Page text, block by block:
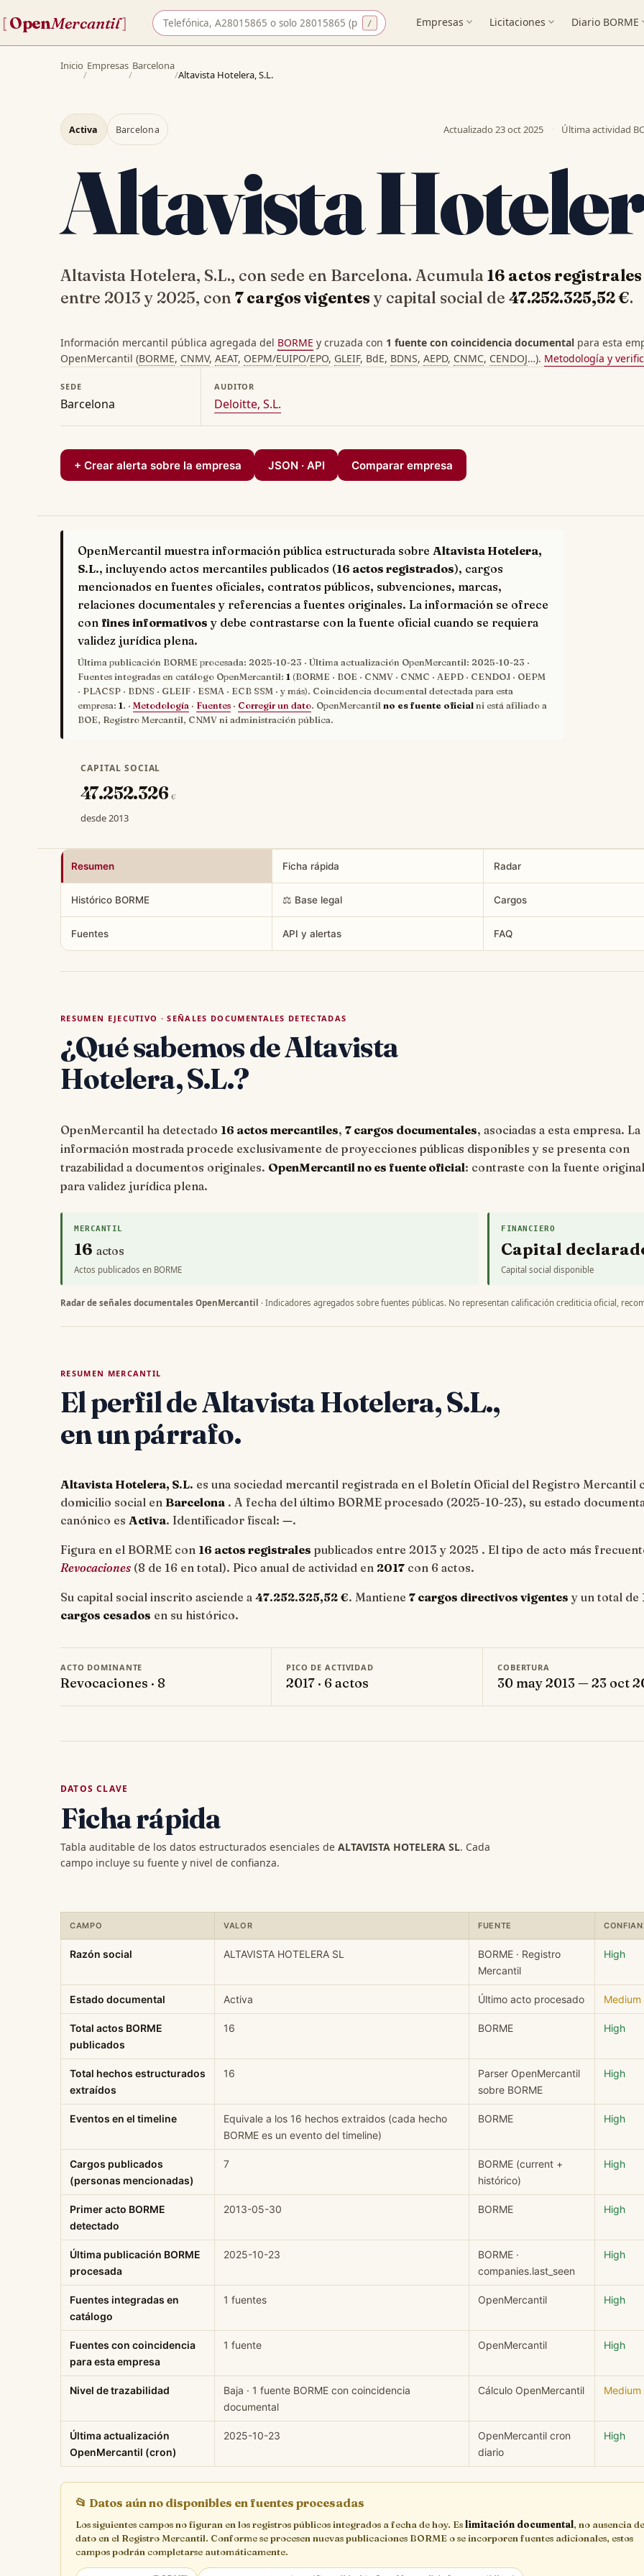
[ OpenMercantil] Buscar empresa por nombre o CIF Empresas expand_more Licitaciones expand_more Diario BORME
Inicio
/
Empresas
/
Barcelona
/Altavista Hotelera, S.L.
Activa Barcelona Actualizado 23 oct 2025 · Última actividad
Altavista
Altavista Hotelera, S.L., con sede en Barcelona. Acumula16 actos registrales
entre 2013 y 2025, con7 cargos vigentesy capital social de 47.252.325,52 €.
Información mercantil pública agregada del BORME y cruzada con 1 fuente con coincidencia documental para esta
OpenMercantil (BORME, CNMV, AEAT, OEPM/EUIPO/EPO, GLEIF, BdE, BDNS, AEPD, CNMC, CENDOJ…). Metodología y
SEDE
Barcelona
AUDITOR
Deloitte, S.L.
+ Crear alerta sobre la empresa JSON · API Comparar empresa
OpenMercantil muestra información pública estructurada sobre Altavista Hotelera,
S.L., incluyendo actos mercantiles publicados (16 actos registrados), cargos
mencionados en fuentes oficiales, contratos públicos, subvenciones, marcas,
relaciones documentales y referencias a fuentes originales. La información se ofrece
con fines informativos y debe contrastarse con la fuente oficial cuando se requiera
validez jurídica plena.
Última publicación BORME procesada: 2025-10-23 · Última actualización OpenMercantil: 2025-10-23 ·
Fuentes integradas en catálogo OpenMercantil: 1 (BORME · BOE · CNMV · CNMC · AEPD · CENDOJ · OEPM
· PLACSP · BDNS · GLEIF · ESMA · ECB SSM · y más). Coincidencia documental detectada para esta
empresa: 1. · Metodología · Fuentes · Corregir un dato. OpenMercantil no es fuente oficial ni está afiliado a
BOE, Registro Mercantil, CNMV ni administración pública.
CAPITAL SOCIAL
47.252.326 €
desde 2013
Resumen Ficha rápida Radar
Histórico BORME ⚖️ Base legal Cargos
Fuentes API y alertas FAQ
RESUMEN EJECUTIVO · SEÑALES DOCUMENTALES DETECTADAS
¿Qué sabemos de Altavista
Hotelera, S.L.?
OpenMercantil ha detectado 16 actos mercantiles, 7 cargos documentales, asociadas a esta empresa. La
información mostrada procede exclusivamente de proyecciones públicas disponibles y se presenta con
trazabilidad a documentos originales. OpenMercantil no es fuente oficial: contraste con la fuente original
para validez jurídica plena.
MERCANTIL
16 actos
Actos publicados en BORME
FINANCIERO
Capital
Capital social disponible
Radar de señales documentales OpenMercantil · Indicadores agregados sobre fuentes públicas. No representan calificación crediticia oficial,
RESUMEN MERCANTIL
El perfil de Altavista Hotelera, S.L.,
en un párrafo.
Altavista Hotelera, S.L. es una sociedad mercantil registrada en el Boletín Oficial del Registro Mercantil
domicilio social en Barcelona . A fecha del último BORME procesado (2025-10-23), su estado
canónico es Activa. Identificador fiscal: —.
Figura en el BORME con 16 actos registrales publicados entre 2013 y 2025 . El tipo de acto más
Revocaciones (8 de 16 en total). Pico anual de actividad en 2017 con 6 actos.
Su capital social inscrito asciende a 47.252.325,52 €. Mantiene 7 cargos directivos vigentes y un total de
cargos cesados en su histórico.
ACTO DOMINANTE
Revocaciones · 8
PICO DE ACTIVIDAD
2017 · 6 actos
COBERTURA
30 may 2013 — 23 oct
DATOS CLAVE
Ficha rápida
Tabla auditable de los datos estructurados esenciales de ALTAVISTA HOTELERA SL. Cada
campo incluye su fuente y nivel de confianza.
CAMPO VALOR FUENTE
Razón social ALTAVISTA HOTELERA SL
BORME · Registro
Mercantil
High
Estado documental Activa Último acto procesado Medium
Total actos BORME
publicados
16 BORME High
Total hechos estructurados
extraídos
16
Parser OpenMercantil
sobre BORME
High
Eventos en el timeline
Equivale a los 16 hechos extraidos (cada hecho
BORME es un evento del timeline)
BORME High
Cargos publicados
(personas mencionadas)
7
BORME (current +
histórico)
High
Primer acto BORME
detectado
2013-05-30 BORME High
Última publicación BORME
procesada
2025-10-23
BORME ·
companies.last_seen
High
Fuentes integradas en
catálogo
1 fuentes OpenMercantil High
Fuentes con coincidencia
para esta empresa
1 fuente OpenMercantil High
Nivel de trazabilidad
Baja · 1 fuente BORME con coincidencia
documental
Cálculo OpenMercantil Medium
Última actualización
OpenMercantil (cron)
2025-10-23
OpenMercantil cron
diario
High
📂 Datos aún no disponibles en fuentes procesadas
Los siguientes campos no figuran en los registros públicos integrados a fecha de hoy. Eslimitación documental, no ausencia
dato en el Registro Mercantil. Conforme se procesen nuevas publicaciones BORME o se incorporen fuentes adicionales, estos
campos podrán completarse automáticamente.